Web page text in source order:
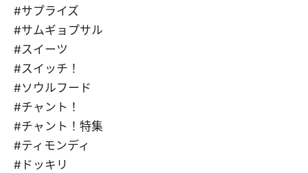
#サプライズ
#サムギョプサル
#スイーツ
#スイッチ！
#ソウルフード
#チャント！
#チャント！特集
#ティモンディ
#ドッキリ